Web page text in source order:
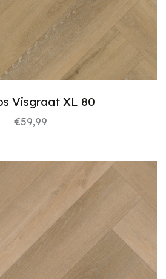
Visgraat XL 80
€59,99